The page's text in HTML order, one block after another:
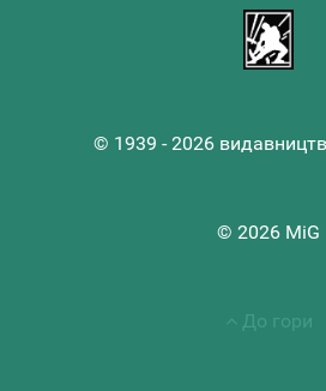
© 1939 - 2026
© 2026 MiG
До гори